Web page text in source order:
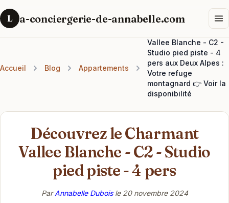
L a-conciergerie-de-annabelle.com
Accueil Blog Appartements
Vallee Blanche - C2 -
Studio pied piste - 4
pers aux Deux Alpes :
Votre refuge
montagnard 👉 Voir la
disponibilité
Découvrez le Charmant
Vallee Blanche - C2 - Studio
pied piste - 4 pers
ParAnnabelle Duboisle 20 novembre 2024